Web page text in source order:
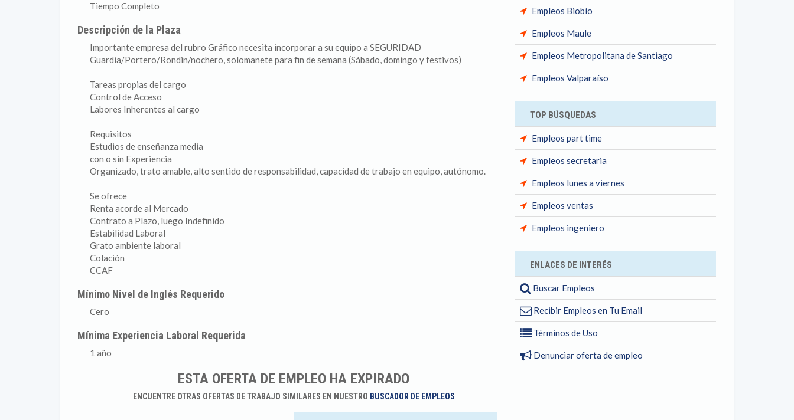
Tiempo Completo
Descripción de la Plaza
Importante empresa del rubro Gráfico necesita incorporar a su equipo a SEGURIDAD
Guardia/Portero/Rondin/nochero, solomanete para fin de semana (Sábado, domingo y festivos)
Tareas propias del cargo
Control de Acceso
Labores Inherentes al cargo
Requisitos
Estudios de enseñanza media
con o sin Experiencia
Organizado, trato amable, alto sentido de responsabilidad, capacidad de trabajo en equipo, autónomo.
Se ofrece
Renta acorde al Mercado
Contrato a Plazo, luego Indefinido
Estabilidad Laboral
Grato ambiente laboral
Colación
CCAF
Mínimo Nivel de Inglés Requerido
Cero
Mínima Experiencia Laboral Requerida
1 año
ESTA OFERTA DE EMPLEO HA EXPIRADO
ENCUENTRE OTRAS OFERTAS DE TRABAJO SIMILARES EN NUESTRO BUSCADOR DE EMPLEOS
Empleos Biobío
Empleos Maule
Empleos Metropolitana de Santiago
Empleos Valparaíso
TOP BÚSQUEDAS
Empleos part time
Empleos secretaria
Empleos lunes a viernes
Empleos ventas
Empleos ingeniero
ENLACES DE INTERÉS
Buscar Empleos
Recibir Empleos en Tu Email
Términos de Uso
Denunciar oferta de empleo